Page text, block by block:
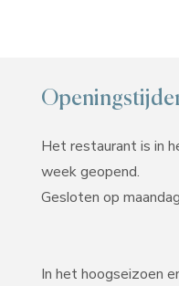
Het restaurant is in
week geopend.
Gesloten op
In het hoogseizoen